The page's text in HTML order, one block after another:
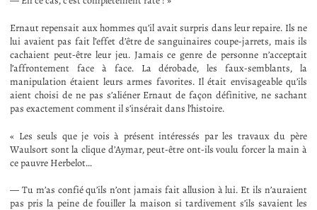
Ernaut repensait aux hommes qu’il avait surpris dans leur repaire. Ils ne
lui avaient pas fait l’effet d’être de sanguinaires coupe-jarrets, mais ils
cachaient peut-être leur jeu. Jamais ce genre de personne n’acceptait
l’affrontement face à face. La dérobade, les faux-semblants, la
manipulation étaient leurs armes favorites. Il était envisageable qu’ils
aient choisi de ne pas s’aliéner Ernaut de façon définitive, ne sachant
pas exactement comment il s’insérait dans l’histoire.
« Les seuls que je vois à présent intéressés par les travaux du père
Waulsort sont la clique d’Aymar, peut-être ont-ils voulu forcer la main à
ce pauvre Herbelot…
— Tu m’as confié qu’ils n’ont jamais fait allusion à lui. Et ils n’auraient
pas pris la peine de fouiller la maison si tardivement s’ils savaient les